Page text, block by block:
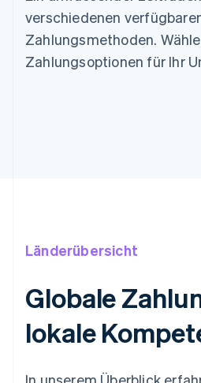
verschiedenen
Zahlungsmethoden.
Zahlungsoptionen für Ihr
Länderübersicht
Globale
lokale